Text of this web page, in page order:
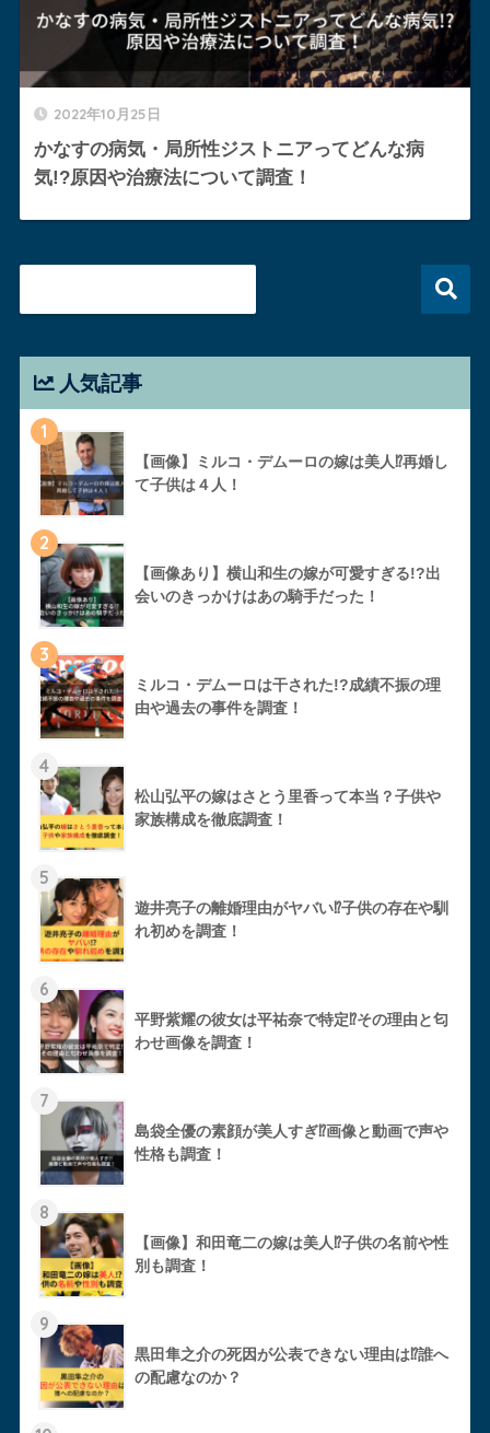
2022年10月25日
かなすの病気・局所性ジストニアってどんな病
気!?原因や治療法について調査！
人気記事
1
【画像】ミルコ・デムーロの嫁は美人⁉︎再婚し
て子供は４人！
2
【画像あり】横山和生の嫁が可愛すぎる!?出
会いのきっかけはあの騎手だった！
3
ミルコ・デムーロは干された!?成績不振の理
由や過去の事件を調査！
4
松山弘平の嫁はさとう里香って本当？子供や
家族構成を徹底調査！
5
遊井亮子の離婚理由がヤバい⁉︎子供の存在や馴
れ初めを調査！
6
平野紫耀の彼女は平祐奈で特定⁉︎その理由と匂
わせ画像を調査！
7
島袋全優の素顔が美人すぎ⁉︎画像と動画で声や
性格も調査！
8
【画像】和田竜二の嫁は美人⁉︎子供の名前や性
別も調査！
9
黒田隼之介の死因が公表できない理由は⁉︎誰へ
の配慮なのか？